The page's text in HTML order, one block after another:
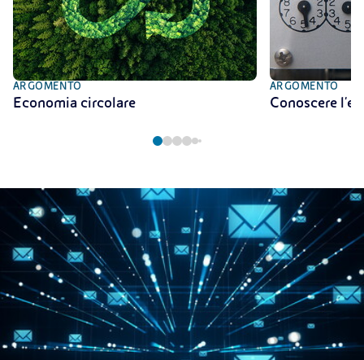
ARGOMENTO
Economia circolare
ARGOMENTO
Conoscere